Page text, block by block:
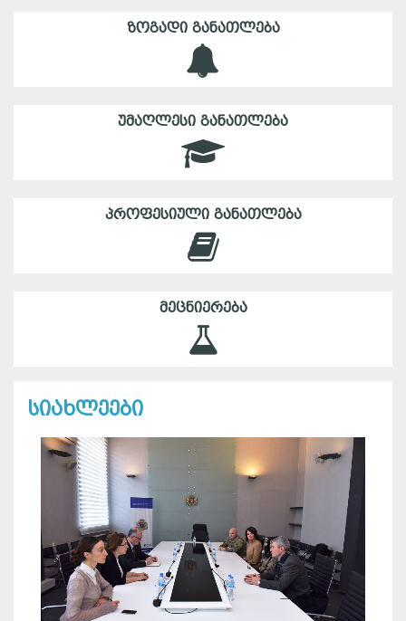
ᲖᲝᲒᲐᲓᲘ ᲒᲐᲜᲐᲗᲚᲔᲑᲐ
ᲣᲛᲐᲦᲚᲔᲡᲘ ᲒᲐᲜᲐᲗᲚᲔᲑᲐ
ᲞᲠᲝᲤᲔᲡᲘᲣᲚᲘ ᲒᲐᲜᲐᲗᲚᲔᲑᲐ
ᲛᲔᲪᲜᲘᲔᲠᲔᲑᲐ
სიახლეები